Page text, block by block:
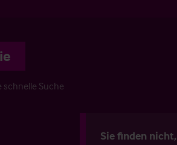
schnelle Suche
Sie finden